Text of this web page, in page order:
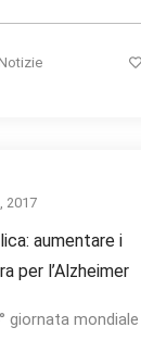
2017
aumentare i
per l’Alzheimer
giornata mondiale